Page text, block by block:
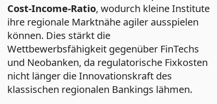
Cost-Income-Ratio, wodurch kleine Institute
ihre regionale Marktnähe agiler ausspielen
können. Dies stärkt die
Wettbewerbsfähigkeit gegenüber FinTechs
und Neobanken, da regulatorische Fixkosten
nicht länger die Innovationskraft des
klassischen regionalen Bankings lähmen.